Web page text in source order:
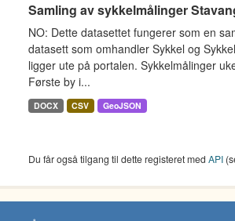
Samling av sykkelmålinger
NO: Dette datasettet fungerer som en
datasett som omhandler Sykkel og
ligger ute på portalen. Sykkelmålinger
Første by i...
DOCX CSV GeoJSON
Du får også tilgang til dette registeret med API